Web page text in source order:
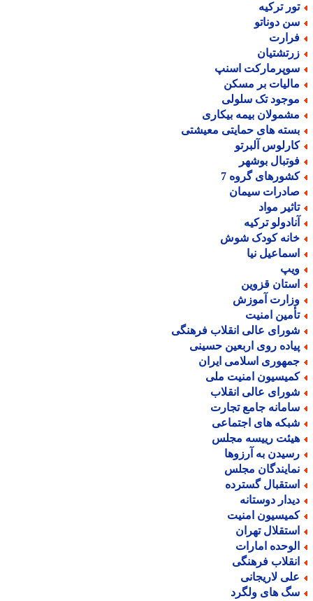
ترکیه
دوناتو
اسنپ
بر مسکن
تک سلولی
بیمه بیکاری
های حمایتی معیشتی
آلبرتو
بوشهر
گروه 7
سیمان
مواد
ترکیه
کودک شوش
نیا
قزوین
آموزش
امنیت
عالی انقلاب فرهنگی
روی اربعین حسینی
اسلامی ایران
امنیت ملی
عالی انقلاب
جامع تجارت
های اجتماعی
رییسه مجلس
به آرزوها
مجلس
گسترده
دوستانه
امنیت
تهران
امارات
فرهنگی
لاریجانی
های ولگرد